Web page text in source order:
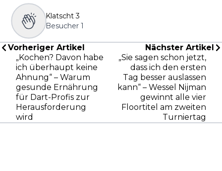
Klatscht 3
Besucher 1
Vorheriger Artikel
„Kochen? Davon habe
ich überhaupt keine
Ahnung“ – Warum
gesunde Ernährung
für Dart-Profis zur
Herausforderung
wird
Nächster Artikel
„Sie sagen schon jetzt,
dass ich den ersten
Tag besser auslassen
kann“ – Wessel Nijman
gewinnt alle vier
Floortitel am zweiten
Turniertag